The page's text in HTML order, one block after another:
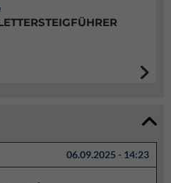
06.09.2025 - 14:23